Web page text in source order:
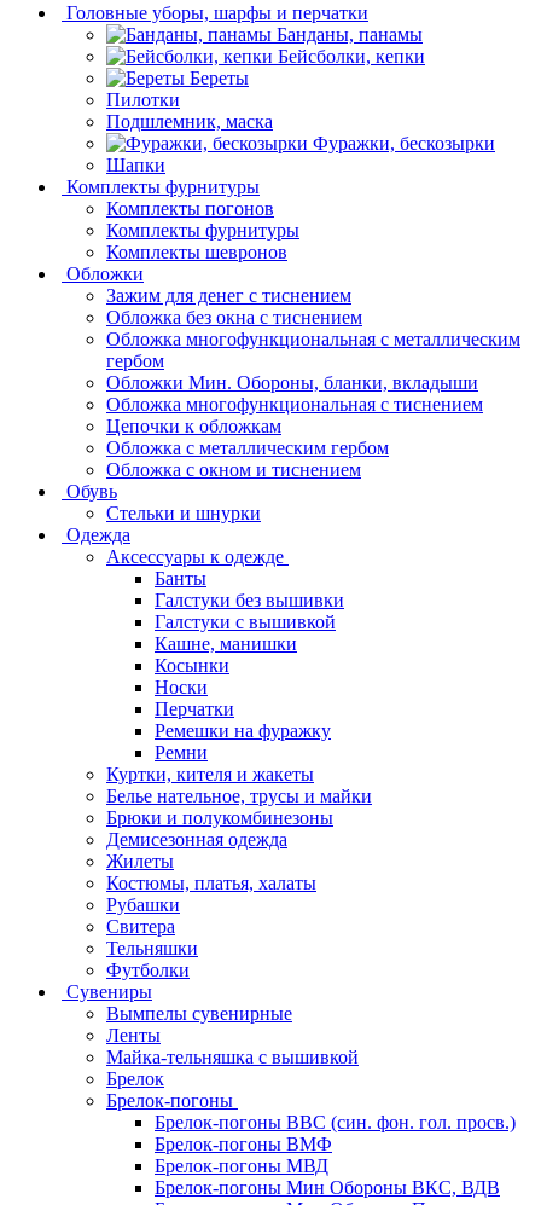
Головные уборы, шарфы и перчатки
Банданы, панамы
Бейсболки, кепки
Береты
Пилотки
Подшлемник, маска
Фуражки, бескозырки
Шапки
Комплекты фурнитуры
Комплекты погонов
Комплекты фурнитуры
Комплекты шевронов
Обложки
Зажим для денег с тиснением
Обложка без окна с тиснением
Обложка многофункциональная с металлическим
гербом
Обложки Мин. Обороны, бланки, вкладыши
Обложка многофункциональная с тиснением
Цепочки к обложкам
Обложка с металлическим гербом
Обложка с окном и тиснением
Обувь
Стельки и шнурки
Одежда
Аксессуары к одежде
Банты
Галстуки без вышивки
Галстуки с вышивкой
Кашне, манишки
Косынки
Носки
Перчатки
Ремешки на фуражку
Ремни
Куртки, кителя и жакеты
Белье нательное, трусы и майки
Брюки и полукомбинезоны
Демисезонная одежда
Жилеты
Костюмы, платья, халаты
Рубашки
Свитера
Тельняшки
Футболки
Сувениры
Вымпелы сувенирные
Ленты
Майка-тельняшка с вышивкой
Брелок
Брелок-погоны
Брелок-погоны ВВС (син. фон. гол. просв.)
Брелок-погоны ВМФ
Брелок-погоны МВД
Брелок-погоны Мин Обороны ВКС, ВДВ